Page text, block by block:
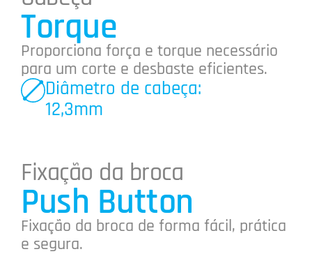
Torque
Proporciona força e torque necessário
para um corte e desbaste eficientes.
Diâmetro de cabeça:
12,3mm
Fixação da broca
Push Button
Fixação da broca de forma fácil, prática
e segura.